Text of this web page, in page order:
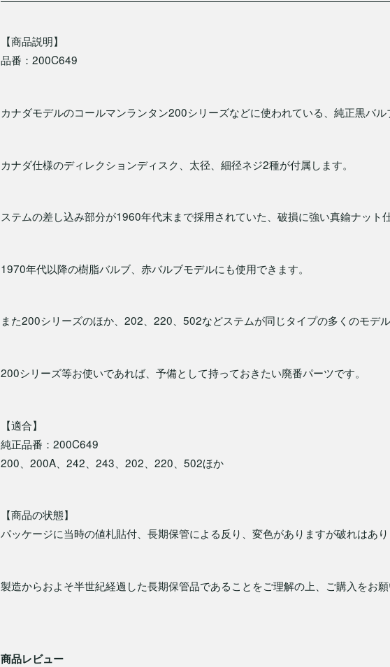
【商品説明】
品番：200C649
カナダモデルのコールマンランタン200シリーズなどに使われている、純正黒バ
カナダ仕様のディレクションディスク、太径、細径ネジ2種が付属します。
ステムの差し込み部分が1960年代末まで採用されていた、破損に強い真鍮ナット
1970年代以降の樹脂バルブ、赤バルブモデルにも使用できます。
また200シリーズのほか、202、220、502などステムが同じタイプの多くのモデ
200シリーズ等お使いであれば、予備として持っておきたい廃番パーツです。
【適合】
純正品番：200C649
200、200A、242、243、202、220、502ほか
【商品の状態】
パッケージに当時の値札貼付、長期保管による反り、変色がありますが破れはあ
製造からおよそ半世紀経過した長期保管品であることをご理解の上、ご購入をお
商品レビュー